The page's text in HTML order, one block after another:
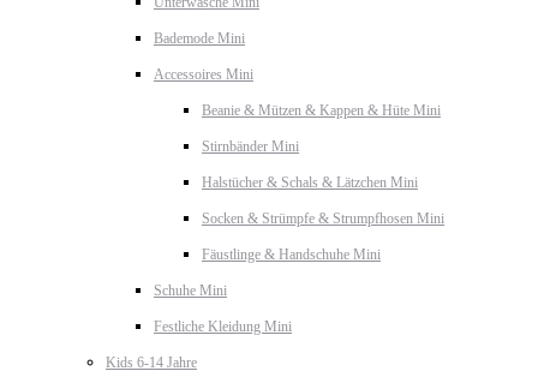
Bademode Mini
Accessoires Mini
Beanie & Mützen & Kappen & Hüte Mini
Stirnbänder Mini
Halstücher & Schals & Lätzchen Mini
Socken & Strümpfe & Strumpfhosen Mini
Fäustlinge & Handschuhe Mini
Schuhe Mini
Festliche Kleidung Mini
Kids 6-14 Jahre